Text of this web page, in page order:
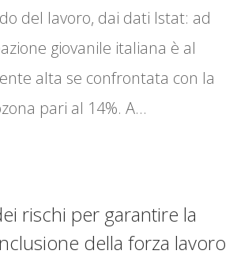
del lavoro, dai dati Istat: ad
giovanile italiana è al
alta se confrontata con la
pari al 14%. A…
rischi per garantire la
della forza lavoro